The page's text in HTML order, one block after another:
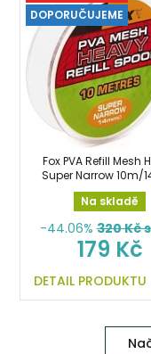
DOPORUČUJEME
Fox PVA Refill Mesh
Super Narrow 10m/
náhradní
Na skladě
-44.06% 320Kč
179 Kč
DETAIL PRODUKTU